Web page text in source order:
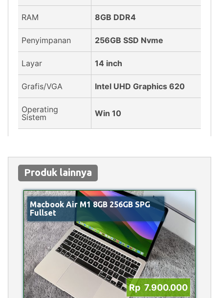
RAM 8GB DDR4
Penyimpanan 256GB SSD Nvme
Layar 14 inch
Grafis/VGA Intel UHD Graphics 620
Operating
Sistem
Win 10
Produk lainnya
Macbook Air M1 8GB 256GB SPG
Fullset
Rp 7.900.000